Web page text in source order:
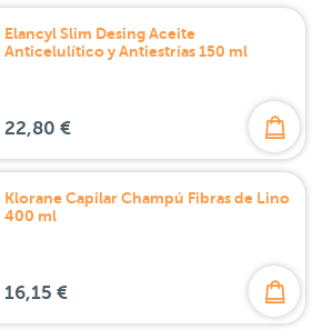
Elancyl Slim Desing Aceite
Anticelulítico y Antiestrías 150 ml
22,80 €
Klorane Capilar Champú Fibras de Lino
400 ml
16,15 €